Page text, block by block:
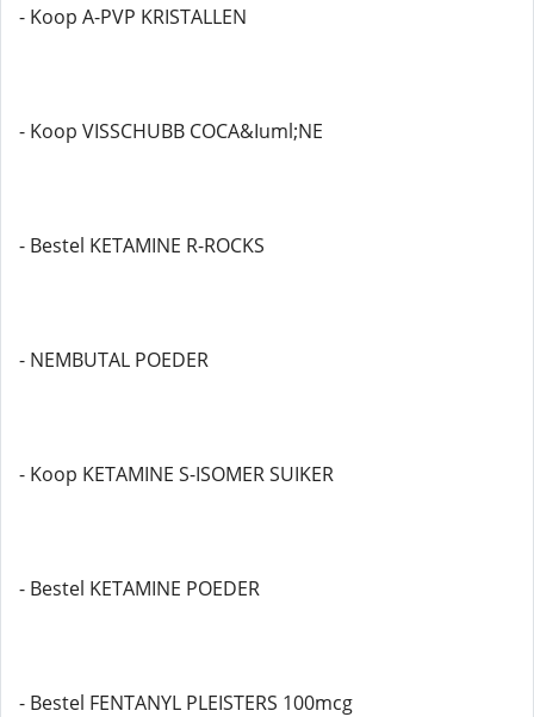
- Koop A-PVP KRISTALLEN
- Koop VISSCHUBB COCA&Iuml;NE
- Bestel KETAMINE R-ROCKS
- NEMBUTAL POEDER
- Koop KETAMINE S-ISOMER SUIKER
- Bestel KETAMINE POEDER
- Bestel FENTANYL PLEISTERS 100mcg